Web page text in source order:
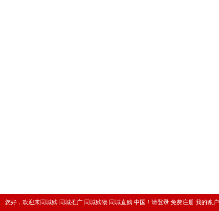
您好，欢迎来同城购 同城推广 同城购物 同城直购.中国！ 请登录 免费注册 我的账户